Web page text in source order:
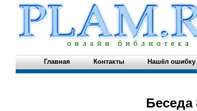
Главная Контакты Нашёл ошибку